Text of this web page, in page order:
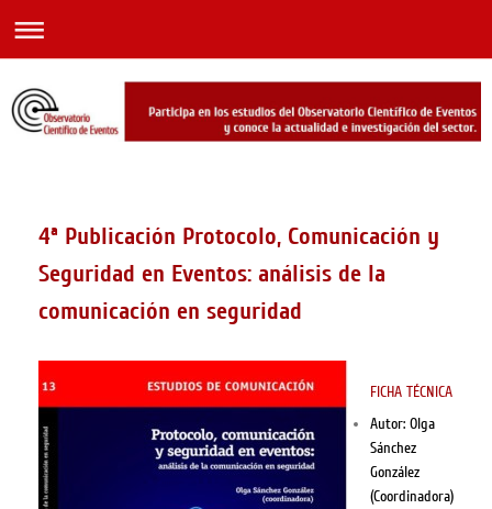
4ª Publicación Protocolo, Comunicación y
Seguridad en Eventos: análisis de la
comunicación en seguridad
FICHA TÉCNICA
Autor: Olga
Sánchez
González
(Coordinadora)